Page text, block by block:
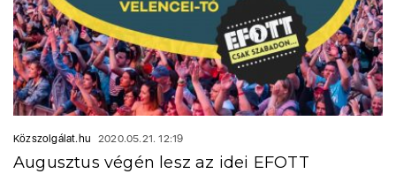
Közszolgálat.hu 2020.05.21. 12:19
Augusztus végén lesz az idei EFOTT